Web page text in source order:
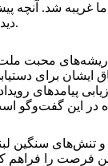
آسمانی‌اش برای گوش
دیدارش در سال ۱۴۰۱ با شهید سیّدحسن نصرالله برایمان گفت.
ریشه‌های محبت
ایشان برای